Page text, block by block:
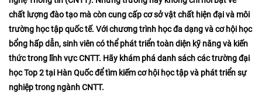
chất lượng đào tạo mà còn cung cấp cơ sở vật chất hiện đại và môi
trường học tập quốc tế. Với chương trình học đa dạng và cơ hội học
bổng hấp dẫn, sinh viên có thể phát triển toàn diện kỹ năng và kiến
thức trong lĩnh vực CNTT. Hãy khám phá danh sách các trường đại
học Top 2 tại Hàn Quốc để tìm kiếm cơ hội học tập và phát triển sự
nghiệp trong ngành CNTT.​